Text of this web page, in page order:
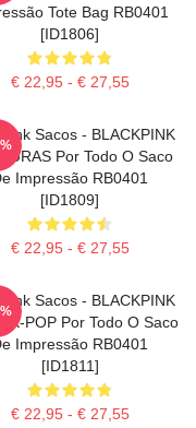
Tote Bag RB0401
[ID1806]
€ 22,95 - € 27,55
Sacos - BLACKPINK
Por Todo O Saco
Impressão RB0401
[ID1809]
€ 22,95 - € 27,55
Sacos - BLACKPINK
K-POP Por Todo O Saco
Impressão RB0401
[ID1811]
€ 22,95 - € 27,55